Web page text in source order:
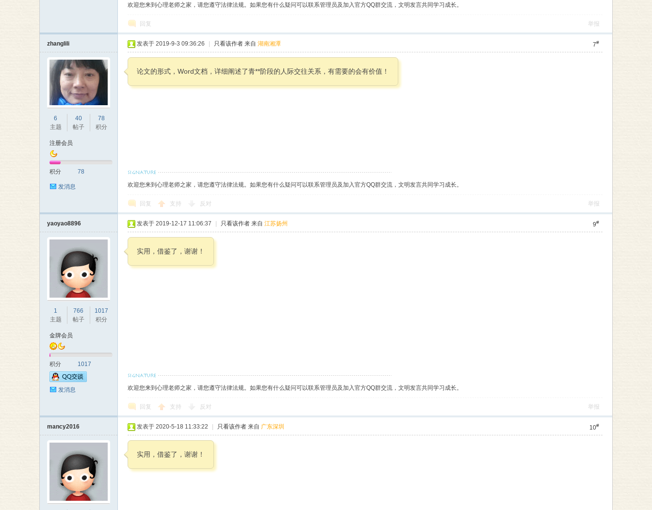
欢迎您来到心理老师之家，请您遵守法律法规。如果您有什么疑问可以联系管理员及加入官方QQ群交流，文明发言共同学习成长。
回复 举报
zhanglili
6
主题
40
帖子
78
积分
注册会员
积分 78
发消息
7#
发表于 2019-9-3 09:36:26 只看该作者来自 湖南湘潭
论文的形式，Word文档，详细阐述了青**阶段的人际交往关系，有需要的会有价值！
欢迎您来到心理老师之家，请您遵守法律法规。如果您有什么疑问可以联系管理员及加入官方QQ群交流，文明发言共同学习成长。
回复 支持 反对 举报
yaoyao8896
1
主题
766
帖子
1017
积分
金牌会员
积分 1017
发消息
9#
发表于 2019-12-17 11:06:37 只看该作者来自 江苏扬州
实用，借鉴了，谢谢！
欢迎您来到心理老师之家，请您遵守法律法规。如果您有什么疑问可以联系管理员及加入官方QQ群交流，文明发言共同学习成长。
回复 支持 反对 举报
mancy2016 10#
发表于 2020-5-18 11:33:22 只看该作者来自 广东深圳
实用，借鉴了，谢谢！